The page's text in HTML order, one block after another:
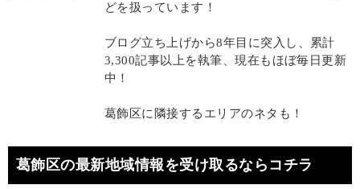
どを扱っています！
ブログ立ち上げから8年目に突入し、累計
3,300記事以上を執筆、現在もほぼ毎日更新
中！
葛飾区に隣接するエリアのネタも！
葛飾区の最新地域情報を受け取るならコチラ